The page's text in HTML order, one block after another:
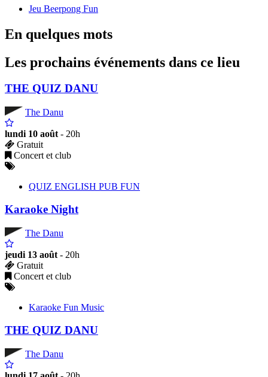
Jeu Beerpong Fun
En quelques mots
Les prochains événements dans ce lieu
THE QUIZ DANU
The Danu
lundi 10 août - 20h
Gratuit
Concert et club
QUIZ ENGLISH PUB FUN
Karaoke Night
The Danu
jeudi 13 août - 20h
Gratuit
Concert et club
Karaoke Fun Music
THE QUIZ DANU
The Danu